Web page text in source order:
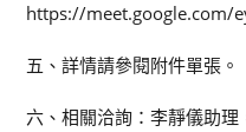
https://meet.google.com/
五、詳情請參閱附件單張。
六、相關洽詢：李靜儀助